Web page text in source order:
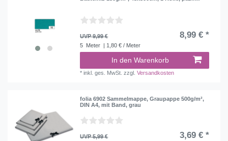
UVP 9,99 € 8,99 € *
5 Meter | 1,80 € / Meter
In den Warenkorb
*inkl. ges. MwSt. zzgl.Versandkosten
folia 6902 Sammelmappe, Graupappe 500g/m²,
DIN A4, mit Band, grau
UVP 5,99 € 3,69 € *